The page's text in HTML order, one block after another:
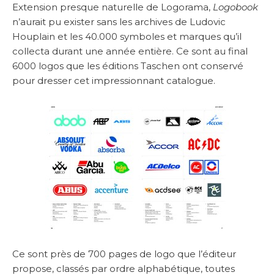
Extension presque naturelle de Logorama, Logobook
n’aurait pu exister sans les archives de Ludovic
Houplain et les 40.000 symboles et marques qu’il
collecta durant une année entière. Ce sont au final
6000 logos que les éditions Taschen ont conservé
pour dresser cet impressionnant catalogue.
Ce sont près de 700 pages de logo que l’éditeur
propose, classés par ordre alphabétique, toutes